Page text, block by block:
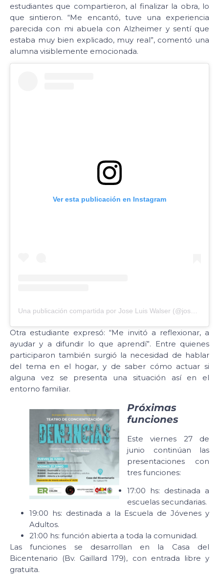
estudiantes que compartieron, al finalizar la obra, lo
que sintieron. “Me encantó, tuve una experiencia
parecida con mi abuela con Alzheimer y sentí que
estaba muy bien explicado, muy real”, comentó una
alumna visiblemente emocionada.
Ver esta publicación en Instagram
Una publicación compartida por Jose Luis Walser (@joseluiswalser)
Otra estudiante expresó: “Me invitó a reflexionar, a
ayudar y a difundir lo que aprendí”. Entre quienes
participaron también surgió la necesidad de hablar
del tema en el hogar, y de saber cómo actuar si
alguna vez se presenta una situación así en el
entorno familiar.
Próximas
funciones
Este viernes 27 de
junio continúan las
presentaciones con
tres funciones:
17:00 hs: destinada a
escuelas secundarias.
19:00 hs: destinada a la Escuela de Jóvenes y
Adultos.
21:00 hs: función abierta a toda la comunidad.
Las funciones se desarrollan en la Casa del
Bicentenario (Bv. Gaillard 179), con entrada libre y
gratuita.